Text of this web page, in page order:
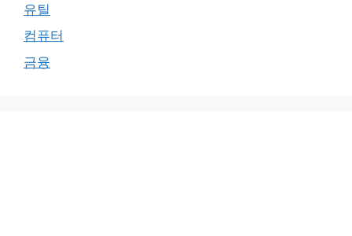
유틸
컴퓨터
금융